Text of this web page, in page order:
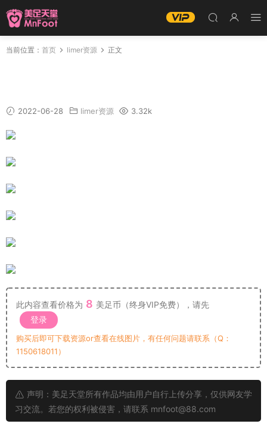
当前位置： 首页 limer资源 正文
2022-06-28 limer资源 3.32k
此内容查看价格为 8 美足币（终身VIP免费），请先
登录
购买后即可下载资源or查看在线图片，有任何问题请联系（Q：
1150618011）
声明：美足天堂所有作品均由用户自行上传分享，仅供网友学
习交流。若您的权利被侵害，请联系 mnfoot@88.com